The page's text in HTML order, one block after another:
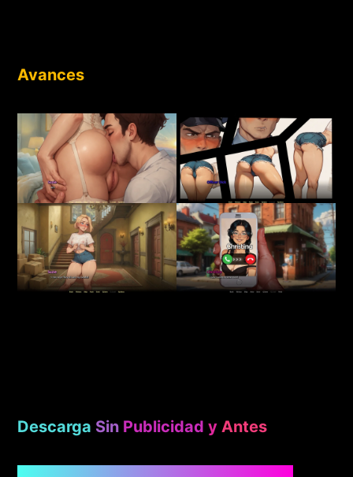
Avances
Descarga Sin Publicidad y Antes